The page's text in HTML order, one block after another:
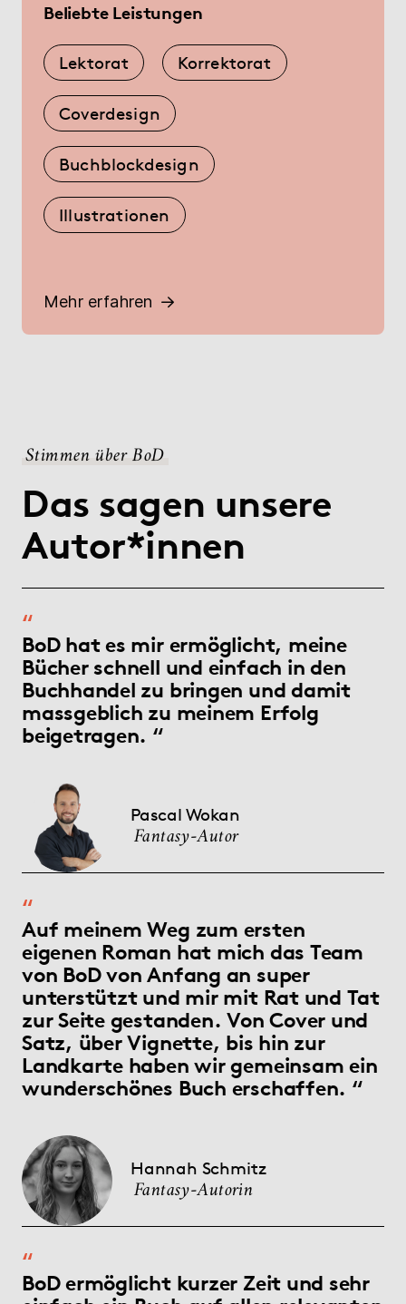
Beliebte Leistungen
Lektorat Korrektorat
Coverdesign
Buchblockdesign
Illustrationen
Mehr erfahren
Stimmen über BoD
Das sagen unsere
Autor*innen
BoD hat es mir ermöglicht, meine
Bücher schnell und einfach in den
Buchhandel zu bringen und damit
massgeblich zu meinem Erfolg
beigetragen.
Pascal Wokan
Fantasy-Autor
Auf meinem Weg zum ersten
eigenen Roman hat mich das Team
von BoD von Anfang an super
unterstützt und mir mit Rat und Tat
zur Seite gestanden. Von Cover und
Satz, über Vignette, bis hin zur
Landkarte haben wir gemeinsam ein
wunderschönes Buch erschaffen.
Hannah Schmitz
Fantasy-Autorin
BoD ermöglicht kurzer Zeit und sehr